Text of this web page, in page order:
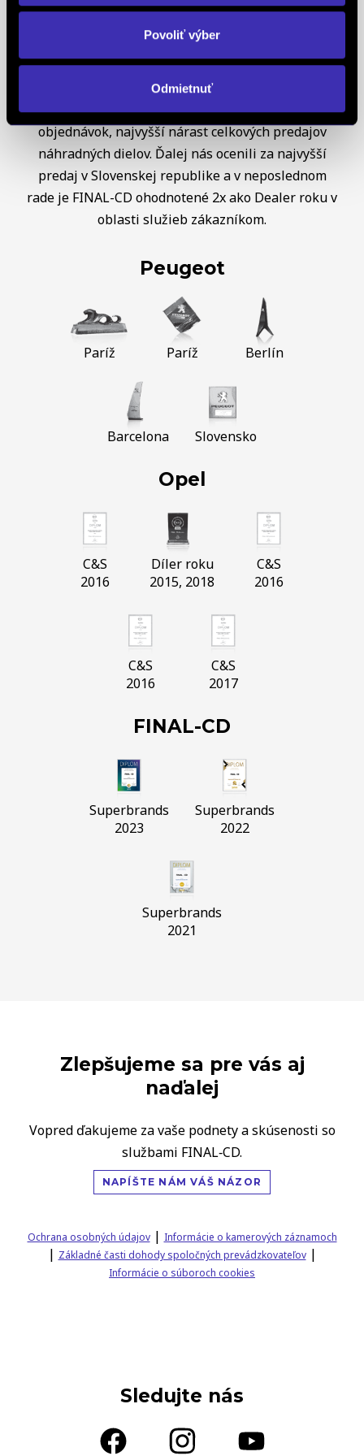
Povoliť výber
Odmietnuť
Servise Quality Awards. Ako koncesionár značky
OPELsme obdržali diplom OPEL C&S za najvyšší
nárast predaja a trhového podielu v Českej a
Slovenskej republike, taktiež za najvyšší nárast
objednávok, najvyšší nárast celkových predajov
náhradných dielov. Ďalej nás ocenili za najvyšší
predaj v Slovenskej republike a v neposlednom
rade je FINAL-CD ohodnotené 2x ako Dealer roku v
oblasti služieb zákazníkom.
Peugeot
Paríž Paríž Berlín
Barcelona Slovensko
Opel
C&S
2016
Díler roku
2015, 2018
C&S
2016
C&S
2016
C&S
2017
FINAL-CD
Superbrands
2023
Superbrands
2022
Superbrands
2021
Zlepšujeme sa pre vás aj
naďalej
Vopred ďakujeme za vaše podnety a skúsenosti so
službami FINAL‑CD.
NAPÍŠTE NÁM VÁŠ NÁZOR
Ochrana osobných údajov| Informácie o kamerových záznamoch
| Základné časti dohody spoločných prevádzkovateľov|
Informácie o súboroch cookies
Sledujte nás